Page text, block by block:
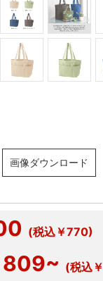
画像ダウンロード
(税込￥770)
809~ (税込